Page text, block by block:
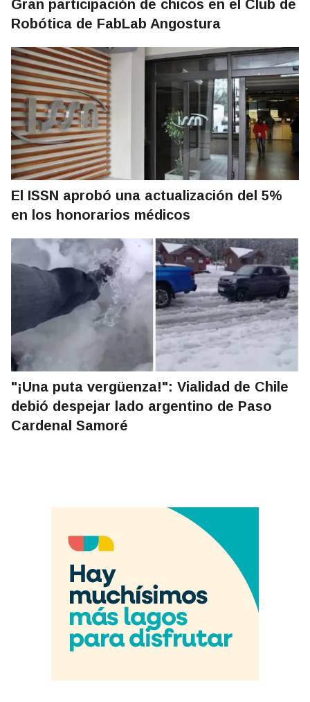
Gran participación de chicos en el Club de
Robótica de FabLab Angostura
El ISSN aprobó una actualización del 5%
en los honorarios médicos
"¡Una puta vergüenza!": Vialidad de Chile
debió despejar lado argentino de Paso
Cardenal Samoré